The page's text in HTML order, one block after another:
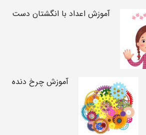
آموزش اعداد با انگشتان دست
آموزش چرخ دنده